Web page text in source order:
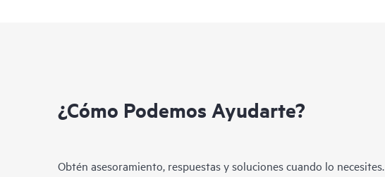
¿Cómo Podemos Ayudarte?
Obtén asesoramiento, respuestas y soluciones cuando lo necesites.